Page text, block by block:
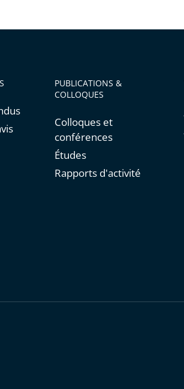
PUBLICATIONS &
COLLOQUES
Colloques et
conférences
Études
Rapports d'activité